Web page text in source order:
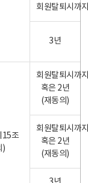
회원탈퇴시까
3년
15조
)
회원탈퇴시까
혹은 2년
(재동의)
회원탈퇴시까
혹은 2년
(재동의)